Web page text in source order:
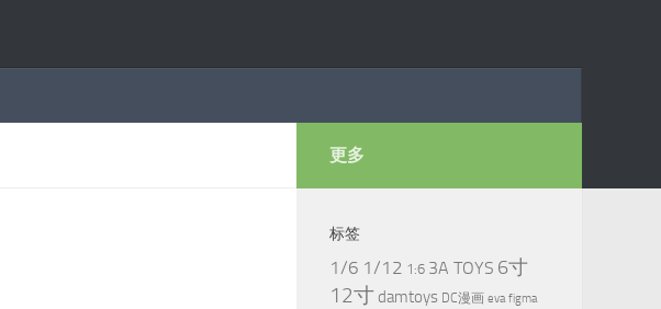
更多
标签
1/6 1/12 1:6 3A TOYS 6寸
12寸 damtoys DC漫画 eva figma